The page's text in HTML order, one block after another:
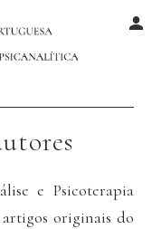
e Psicoterapia
originais do